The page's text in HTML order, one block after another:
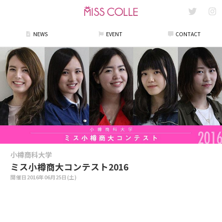
NEWS EVENT CONTACT
小樽商科大学
ミス小樽商大コンテスト2016
開催日 2016年06月25日(土)